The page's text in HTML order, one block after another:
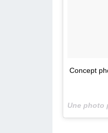
Concept
Une photo